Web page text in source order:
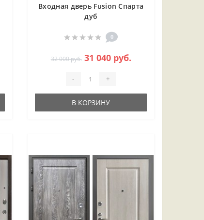
Входная дверь Fusion Спарта
дуб
0
32 000 руб. 31 040 руб.
- +
В КОРЗИНУ